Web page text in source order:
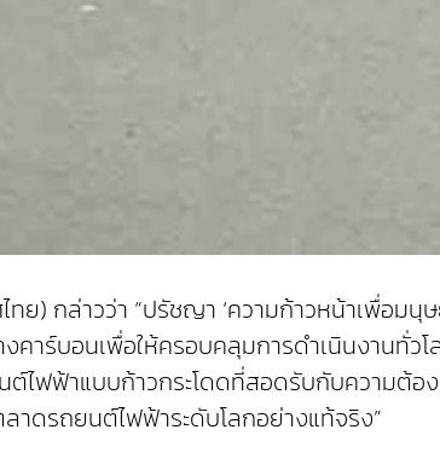
ย) กล่าวว่า “ปรัชญา ‘ความก้าวหน้าเพื่อม
าร์บอนเพื่อให้ครอบคลุมการดำเนินงานทั่ว
ไฟฟ้าแบบก้าวกระโดดที่สอดรับกับความต้
าดรถยนต์ไฟฟ้าระดับโลกอย่างแท้จริง”